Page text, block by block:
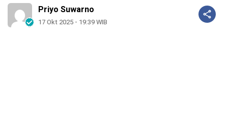
Priyo Suwarno
17 Okt 2025 - 19:39 WIB